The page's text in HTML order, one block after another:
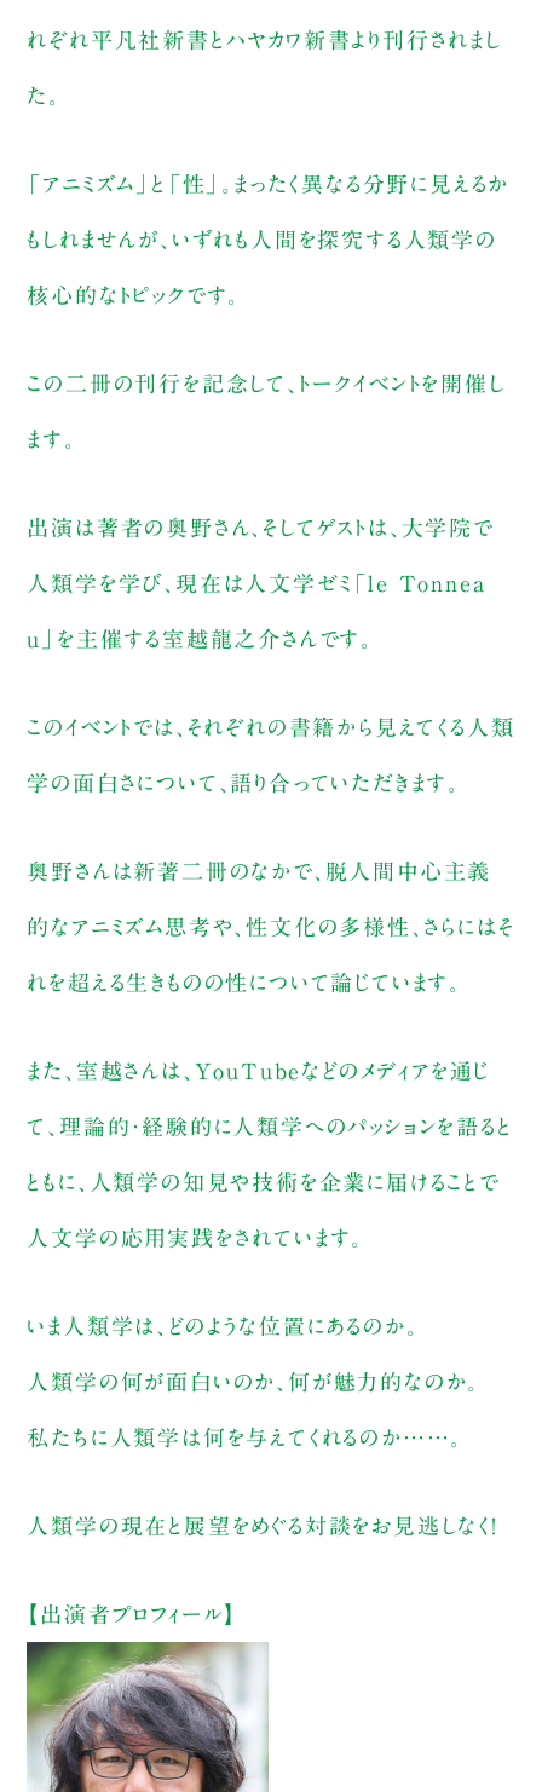
れぞれ平凡社新書とハヤカワ新書より刊行されまし
た。
「アニミズム」と「性」。まったく異なる分野に見えるか
もしれませんが、いずれも人間を探究する人類学の
核心的なトピックです。
この二冊の刊行を記念して、トークイベントを開催し
ます。
出演は著者の奥野さん、そしてゲストは、大学院で
人類学を学び、現在は人文学ゼミ「le Tonnea
u」を主催する室越龍之介さんです。
このイベントでは、それぞれの書籍から見えてくる人類
学の面白さについて、語り合っていただきます。
奥野さんは新著二冊のなかで、脱人間中心主義
的なアニミズム思考や、性文化の多様性、さらにはそ
れを超える生きものの性について論じています。
また、室越さんは、YouTubeなどのメディアを通じ
て、理論的・経験的に人類学へのパッションを語ると
ともに、人類学の知見や技術を企業に届けることで
人文学の応用実践をされています。
いま人類学は、どのような位置にあるのか。
人類学の何が面白いのか、何が魅力的なのか。
私たちに人類学は何を与えてくれるのか……。
人類学の現在と展望をめぐる対談をお見逃しなく！
【出演者プロフィール】